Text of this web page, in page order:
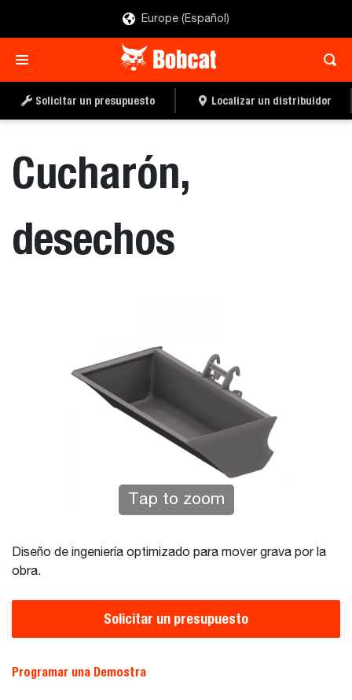
Europe (Español)
Solicitar un presupuesto Localizar un distribuidor
Cucharón,
desechos
Tap to zoom
Diseño de ingeniería optimizado para mover grava por la
obra.
Solicitar un presupuesto
Programar una Demostra
LOCALIZAR UN